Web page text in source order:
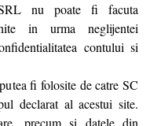
nu poate fi facuta
in urma neglijentei
contului si
fi folosite de catre SC
declarat al acestui site.
precum si datele din